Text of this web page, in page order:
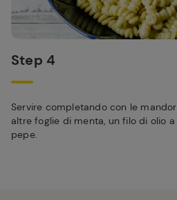
Step 4
Servire completando con le
altre foglie di menta, un filo di olio
pepe.